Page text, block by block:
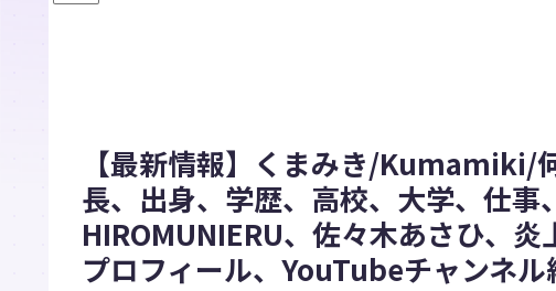
【最新情報】くまみき/Kumamiki/
長、出身、学歴、高校、大学、仕事
HIROMUNIERU、佐々木あさひ、
プロフィール、YouTubeチャンネル